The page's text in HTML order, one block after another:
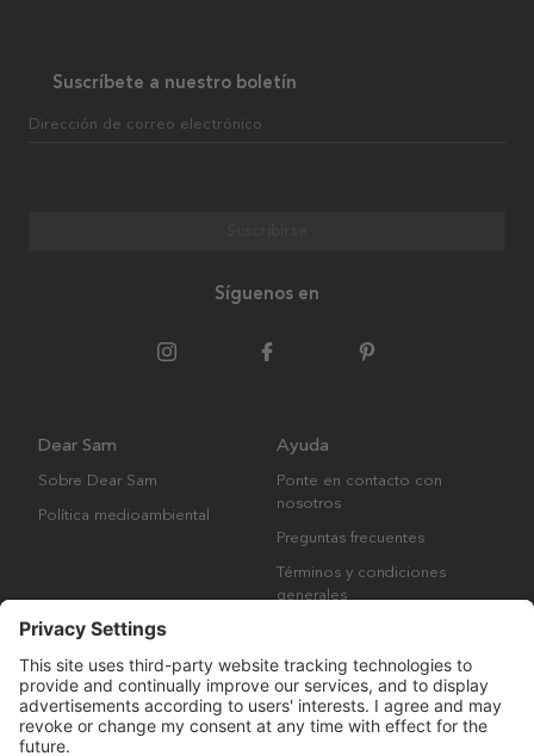
Suscríbete a nuestro boletín
Dirección de correo electrónico
Síguenos en
Dear Sam
Sobre Dear Sam
Política medioambiental
Ayuda
Ponte en contacto con
nosotros
Preguntas frecuentes
Términos y condiciones
generales
Derechos de autor © Many Brands AB 2023. Todos los derechos